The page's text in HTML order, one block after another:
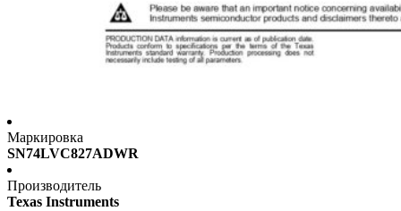
Маркировка
SN74LVC827ADWR
Производитель
Texas Instruments